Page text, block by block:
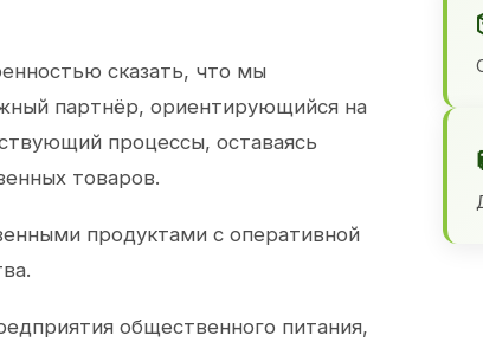
сказать, что мы
партнёр, ориентирующийся на
процессы, оставаясь
товаров.
продуктами с оперативной
общественного питания,